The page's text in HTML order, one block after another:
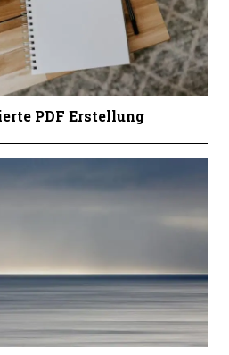
PDF Erstellung